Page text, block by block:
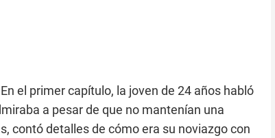
el primer capítulo, la joven de 24 años habló
a pesar de que no mantenían una
contó detalles de cómo era su noviazgo con